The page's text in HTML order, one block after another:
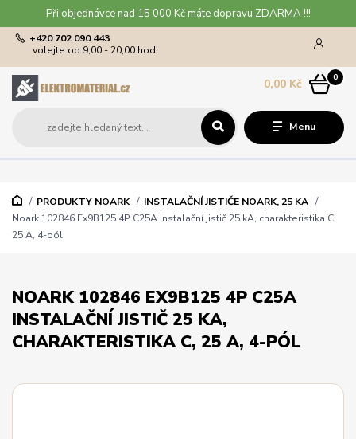
Při objednávce nad 15 000 Kč máte dopravu ZDARMA !!!
Menu
+420 702 090 443
volejte od 9,00 - 20,00 hod
0
0,00 Kč
PRODUKTY NOARK
INSTALAČNÍ JISTIČE NOARK, 25 KA
Noark 102846 Ex9B125 4P C25A Instalační jistič 25 kA, charakteristika C,
25 A, 4-pól
NOARK 102846 EX9B125 4P C25A
INSTALAČNÍ JISTIČ 25 KA,
CHARAKTERISTIKA C, 25 A, 4-PÓL